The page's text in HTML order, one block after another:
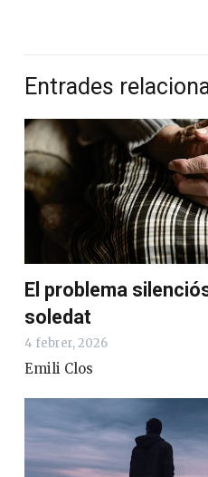
Entrades
El problema
soledat
4 febrer, 2026
Emili Clos